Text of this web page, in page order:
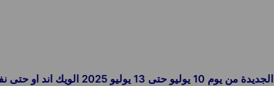
الجديدة من يوم 10 يوليو حتى 13 يوليو 2025 الويك اند او حتى نفاذ الكمية نستعرضها معكم فى صفحة واحدة على موقع